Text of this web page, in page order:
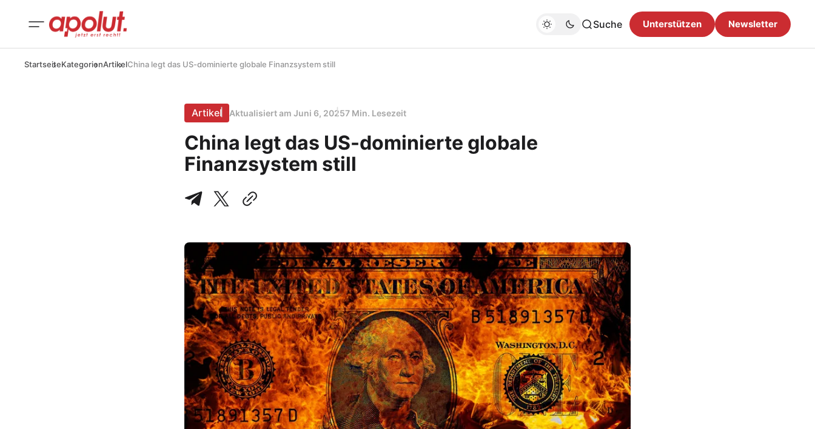
Suche Unterstützen Newsletter
StartseiteKategorienArtikelChina legt das US-dominierte globale Finanzsystem still
Artikel Aktualisiert am Juni 6, 20257 Min. Lesezeit
China legt das US-dominierte globale
Finanzsystem still